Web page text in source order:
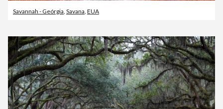
Savannah - Geórgia Savana EUA